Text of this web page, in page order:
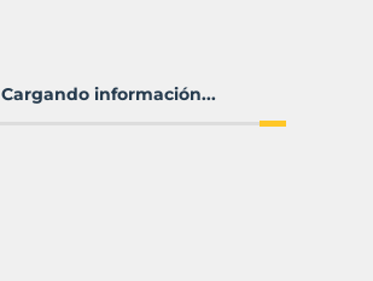
Cargando información...